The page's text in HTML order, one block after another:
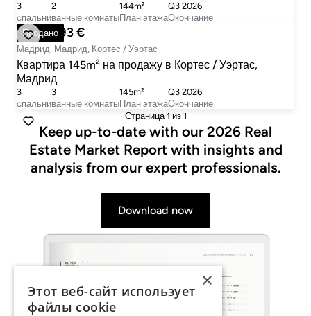
cпальни
3
ванные комнаты
2
План этажа
144m²
Окончание
Q3 2026
Продано
1 990 893 €
Мадрид, Мадрид, Кортес / Уэртас
Квартира 145m² на продажу в Кортес / Уэртас,
Мадрид
cпальни
3
ванные комнаты
3
План этажа
145m²
Окончание
Q3 2026
Страница1 из 1
Keep up-to-date with our 2026 Real
Estate Market Report with insights and
analysis from our expert professionals.
Download now
×
Этот веб-сайт использует
файлы cookie